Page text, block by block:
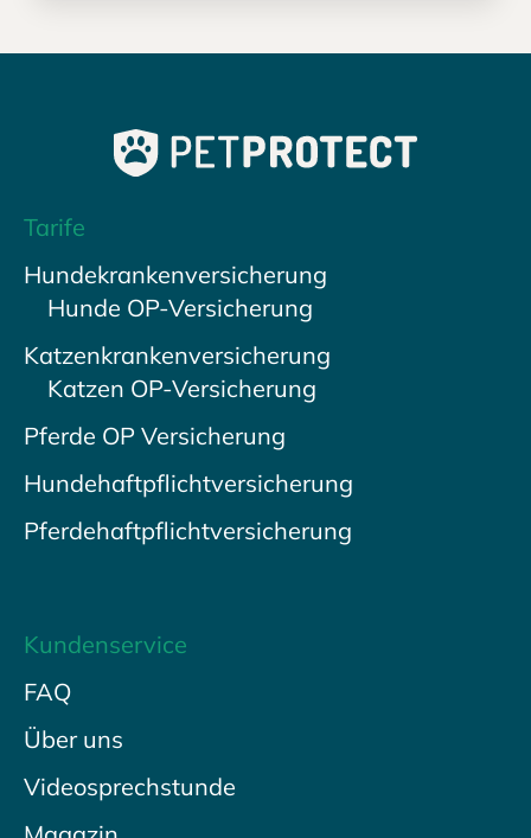
Tarife
Hundekrankenversicherung
Hunde OP-Versicherung
Katzenkrankenversicherung
Katzen OP-Versicherung
Pferde OP Versicherung
Hundehaftpflichtversicherung
Pferdehaftpflichtversicherung
Kundenservice
FAQ
Über uns
Videosprechstunde